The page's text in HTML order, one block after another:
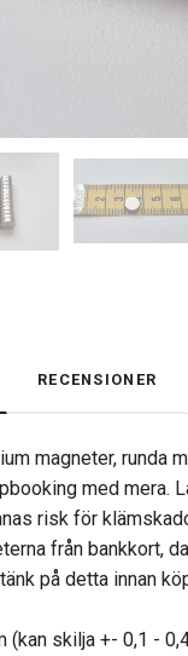
RECENSIONER
magneter,
med mera.
risk för
från bankkort,
på detta innan
(kan skilja +- 0,1 -